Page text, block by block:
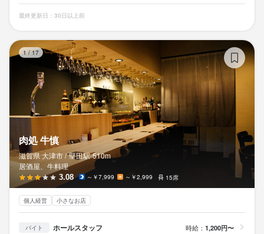
最終更新日：30日以上前
1/17
肉処 牛慎
滋賀県 大津市 / 堅田駅 510m
居酒屋、牛料理
3.08 ～￥7,999 ～￥2,999 15席
個人経営 小さなお店
バイト ホールスタッフ 時給： 1,200円〜